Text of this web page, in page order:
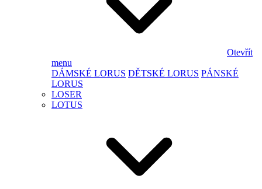
Otevřít
menu
DÁMSKÉ LORUS DĚTSKÉ LORUS PÁNSKÉ
LORUS
LOSER
LOTUS